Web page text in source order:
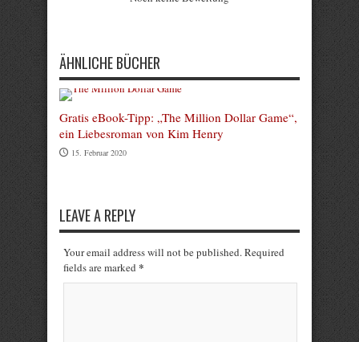
ÄHNLICHE BÜCHER
Gratis eBook-Tipp: „The Million Dollar Game“,
ein Liebesroman von Kim Henry
15. Februar 2020
LEAVE A REPLY
Your email address will not be published. Required
fields are marked *